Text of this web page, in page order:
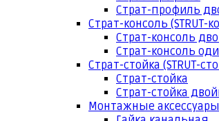
Страт-профиль
Страт-консоль (STRUT-
Страт-консоль
Страт-консоль
Страт-стойка (STRUT-
Страт-стойка
Страт-стойка
Монтажные